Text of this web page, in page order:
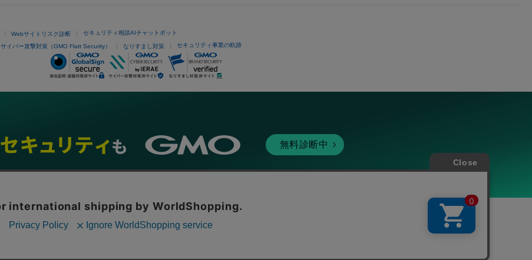
Webサイトリスク診断 セキュリティ相談AIチャットボット
サイバー攻撃対策（GMO Flatt Security） なりすまし対策 セキュリティ事業の軌跡
無料診断中